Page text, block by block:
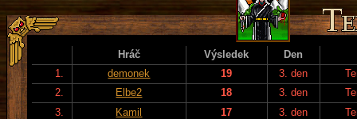
Hráč Výsledek
Den
1.
demonek 19 3. den
2.
Elbe2 18 3. den
3.
Kamil 17 3. den